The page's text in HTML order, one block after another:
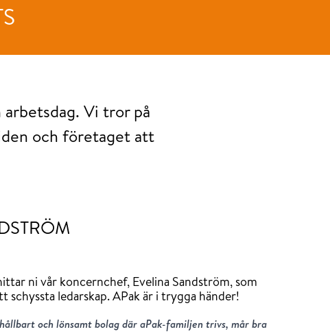
Vi tror på
och företaget att
ni vår koncernchef, Evelina Sandström, som
ledarskap. APak är i trygga händer!
och lönsamt bolag där aPak-familjen trivs, mår bra